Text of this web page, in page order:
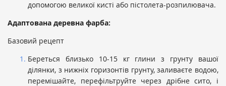
допомогою великої кисті або пістолета-розпилювача.
Адаптована деревна фарба:
Базовий рецепт
Береться близько 10-15 кг глини з грунту вашої
ділянки, з нижніх горизонтів грунту, заливаєте водою,
перемішайте, перефільтруйте через дрібне сито, і